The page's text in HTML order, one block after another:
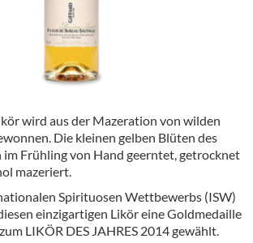
& Desinfektion
wird aus der Mazeration von wilden
Die kleinen gelben Blüten des
Frühling von Hand geerntet, getrocknet
mazeriert.
Spirituosen Wettbewerbs (ISW)
einzigartigen Likör eine Goldmedaille
LIKÖR DES JAHRES 2014 gewählt.